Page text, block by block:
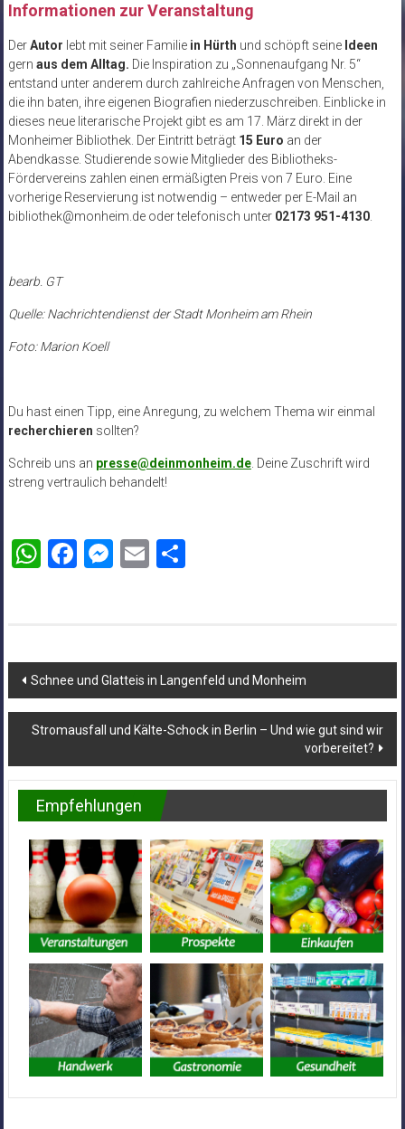
Informationen zur Veranstaltung
DerAutor lebt mit seiner Familiein Hürth und schöpft seine Ideen
gern aus dem Alltag. Die Inspiration zu „Sonnenaufgang Nr. 5“
entstand unter anderem durch zahlreiche Anfragen von Menschen,
die ihn baten, ihre eigenen Biografien niederzuschreiben. Einblicke in
dieses neue literarische Projekt gibt es am 17. März direkt in der
Monheimer Bibliothek. Der Eintritt beträgt 15 Euro an der
Abendkasse. Studierende sowie Mitglieder des Bibliotheks-
Fördervereins zahlen einen ermäßigten Preis von 7 Euro. Eine
vorherige Reservierung ist notwendig – entweder per E-Mail an
bibliothek@monheim.de oder telefonisch unter02173 951-4130.
bearb. GT
Quelle: Nachrichtendienst der Stadt Monheim am Rhein
Foto: Marion Koell
Du hast einen Tipp, eine Anregung, zu welchem Thema wir einmal
recherchieren sollten?
Schreib uns an presse@deinmonheim.de. Deine Zuschrift wird
streng vertraulich behandelt!
WhatsApp
Facebook
Messenger
EmailTeilen
Beitragsnavigation
Schnee und Glatteis in Langenfeld und Monheim
Stromausfall und Kälte-Schock in Berlin – Und wie gut sind wir
vorbereitet?
Empfehlungen